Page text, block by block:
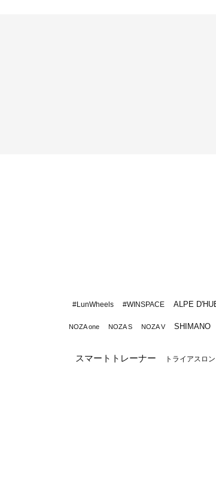
#LunWheels #WINSPACE ALPE
NOZA one NOZA S NOZA V SHIMANO
スマートトレーナー トライアスロン